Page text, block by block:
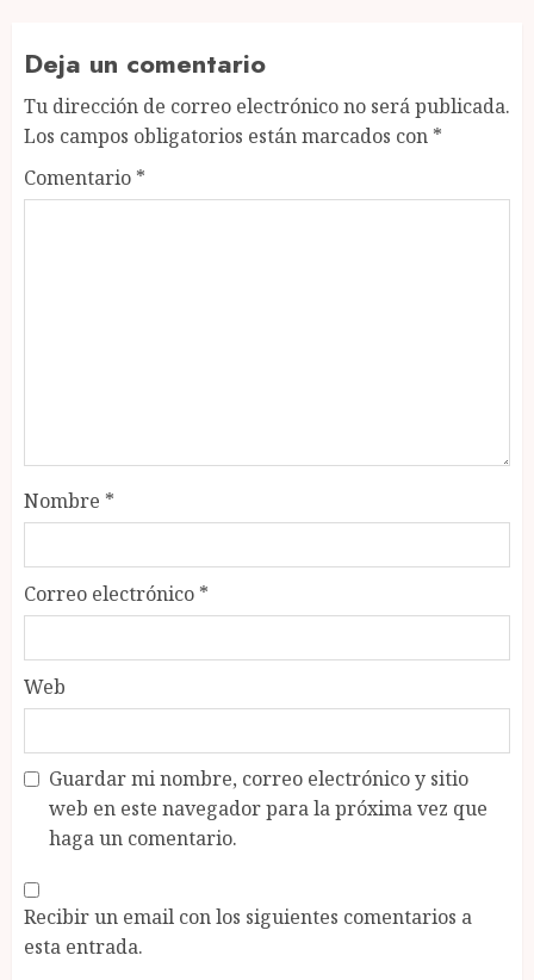
Deja un comentario
Tu dirección de correo electrónico no será publicada.
Los campos obligatorios están marcados con *
Comentario *
Nombre *
Correo electrónico *
Web
Guardar mi nombre, correo electrónico y sitio
web en este navegador para la próxima vez que
haga un comentario.
Recibir un email con los siguientes comentarios a
esta entrada.